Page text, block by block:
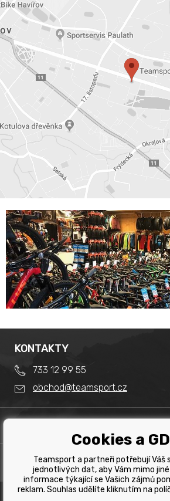
Obchodní podmínky
Splátkový prodej
Reklamace
Tabulka velikostí kol
PRODEJNA
Team Sport - Tomáš Binar
Dlouhá 1228/44C
KONTAKTY
733 12 99 55
obchod@teamsport.cz
Cookies a
Teamsport a partneři potřebují Váš
jednotlivých dat, aby Vám mimo
informace týkající se Vašich zájmů
reklam. Souhlas udělíte kliknutím na